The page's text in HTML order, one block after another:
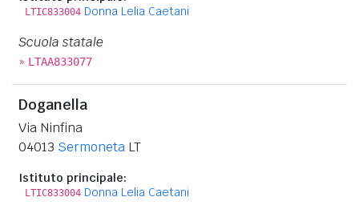
LTIC833004 Donna Lelia Caetani
Scuola statale
» LTAA833077
Doganella
Via Ninfina
04013 Sermoneta LT
Istituto principale:
LTIC833004 Donna Lelia Caetani